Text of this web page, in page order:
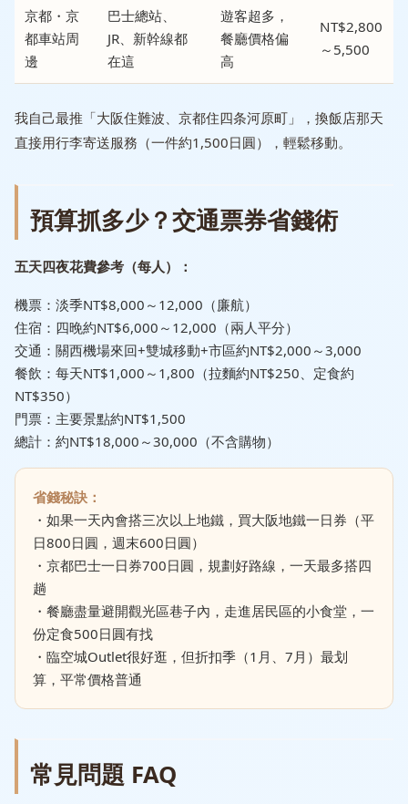
京都・京
都車站周
邊
巴士總站、
JR、新幹線都
在這
遊客超多，
餐廳價格偏
高
NT$2,800
～5,500
我自己最推「大阪住難波、京都住四条河原町」，換飯店那天
直接用行李寄送服務（一件約1,500日圓），輕鬆移動。
預算抓多少？交通票券省錢術
五天四夜花費參考（每人）：
機票：淡季NT$8,000～12,000（廉航）
住宿：四晚約NT$6,000～12,000（兩人平分）
交通：關西機場來回+雙城移動+市區約NT$2,000～3,000
餐飲：每天NT$1,000～1,800（拉麵約NT$250、定食約
NT$350）
門票：主要景點約NT$1,500
總計：約NT$18,000～30,000（不含購物）
省錢秘訣：
・如果一天內會搭三次以上地鐵，買大阪地鐵一日券（平
日800日圓，週末600日圓）
・京都巴士一日券700日圓，規劃好路線，一天最多搭四
趟
・餐廳盡量避開觀光區巷子內，走進居民區的小食堂，一
份定食500日圓有找
・臨空城Outlet很好逛，但折扣季（1月、7月）最划
算，平常價格普通
常見問題 FAQ